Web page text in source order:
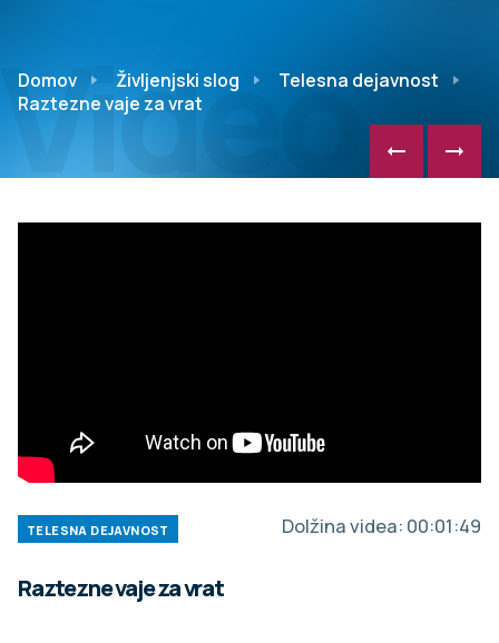
Video
Domov Življenjski slog
Telesna dejavnost
Raztezne vaje za vrat
TELESNA DEJAVNOST Dolžina videa: 00:01:49
Raztezne vaje za vrat